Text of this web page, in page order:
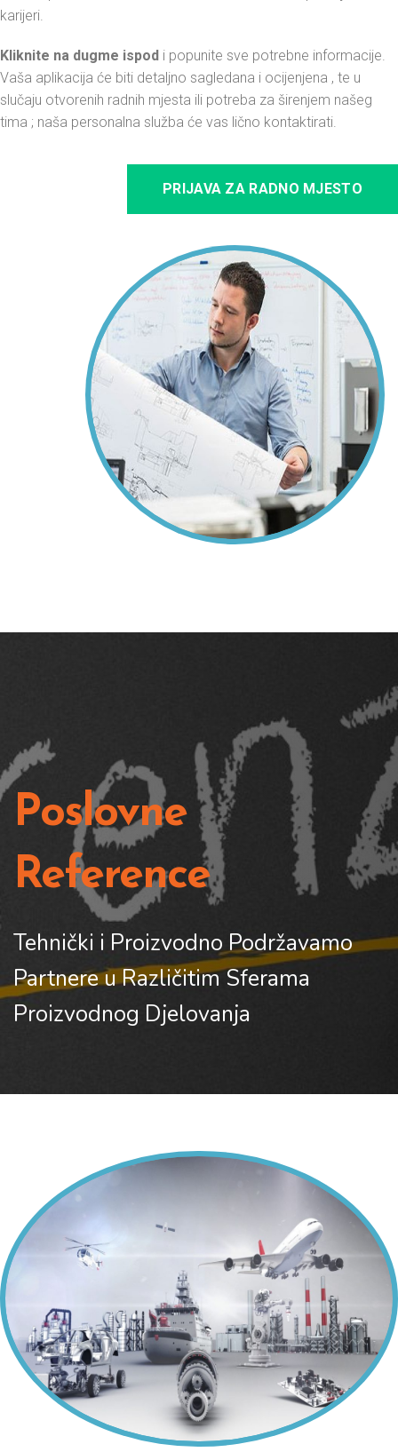
karijeri.
Kliknite na dugme ispod i popunite sve potrebne informacije.
Vaša aplikacija će biti detaljno sagledana i ocijenjena , te u
slučaju otvorenih radnih mjesta ili potreba za širenjem našeg
tima ; naša personalna služba će vas lično kontaktirati.
PRIJAVA ZA RADNO MJESTO
Poslovne
Reference
Tehnički i Proizvodno Podržavamo
Partnere u Različitim Sferama
Proizvodnog Djelovanja